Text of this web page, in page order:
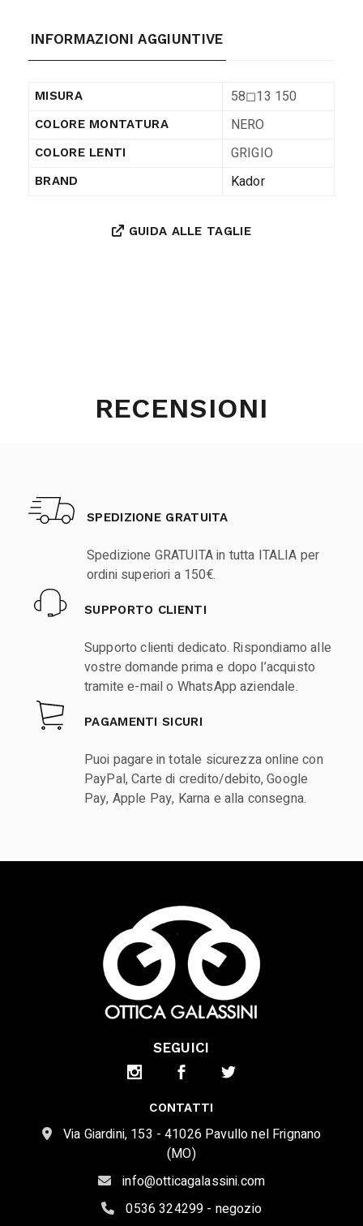
INFORMAZIONI AGGIUNTIVE
MISURA 58◻︎13 150
COLORE MONTATURA NERO
COLORE LENTI GRIGIO
BRAND Kador
GUIDA ALLE TAGLIE
RECENSIONI
SPEDIZIONE GRATUITA
Spedizione GRATUITA in tutta ITALIA per
ordini superiori a 150€.
SUPPORTO CLIENTI
Supporto clienti dedicato. Rispondiamo alle
vostre domande prima e dopo l’acquisto
tramite e-mail o WhatsApp aziendale.
PAGAMENTI SICURI
Puoi pagare in totale sicurezza online con
PayPal, Carte di credito/debito, Google
Pay, Apple Pay, Karna e alla consegna.
SEGUICI
CONTATTI
Via Giardini, 153 - 41026 Pavullo nel Frignano
(MO)
info@otticagalassini.com
0536 324299 - negozio